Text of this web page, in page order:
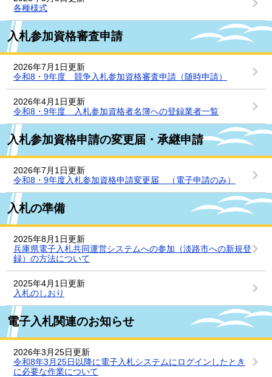
各種様式
入札参加資格審査申請
2026年7月1日更新
令和8・9年度 競争入札参加資格審査申請（随時申請）
2026年4月1日更新
令和8・9年度 入札参加資格者名簿への登録業者一覧
入札参加資格申請の変更届・承継申請
2026年7月1日更新
令和8・9年度入札参加資格申請変更届 （電子申請のみ）
入札の準備
2025年8月1日更新
兵庫県電子入札共同運営システムへの参加（淡路市への新規登
録）の方法について
2025年4月1日更新
入札のしおり
電子入札関連のお知らせ
2026年3月25日更新
令和8年3月25日以降に電子入札システムにログインしたとき
に必要な作業について